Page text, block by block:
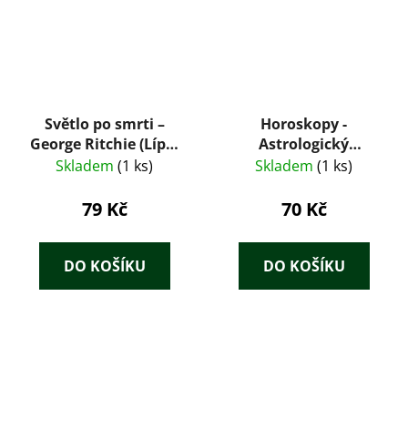
Světlo po smrti –
George Ritchie (Lípa,
1995)
Skladem (1 ks)
79 Kč
DO KOŠÍKU
Horoskopy -
Astrologický
průvodce po novém
Skladem (1 ks)
70 Kč
DO KOŠÍKU